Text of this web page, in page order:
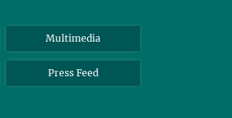
Multimedia
Press Feed